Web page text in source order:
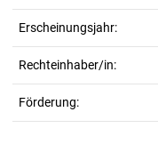
Erscheinungsjahr:
Rechteinhaber/in:
Förderung: